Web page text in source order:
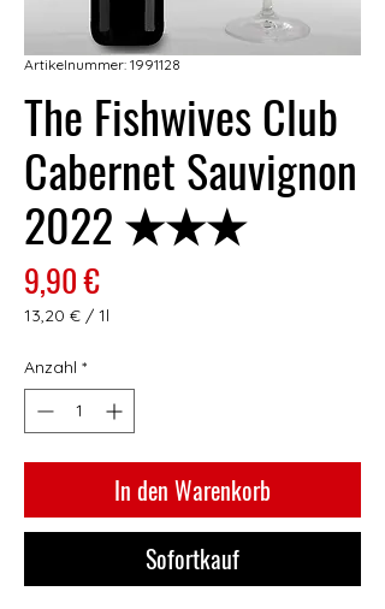
Artikelnummer: 1991128
The Fishwives Club
Cabernet Sauvignon
2022 ★★★
9,90 €Preis
13,20 € / 1l
pro
1
Liter
Anzahl *
In den Warenkorb
Sofortkauf